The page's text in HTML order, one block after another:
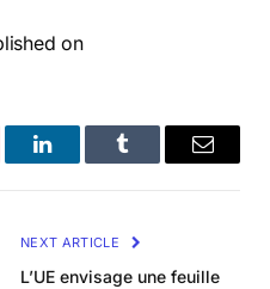
on
LinkedInTumblr Email
NEXT ARTICLE
L’UE envisage une feuille